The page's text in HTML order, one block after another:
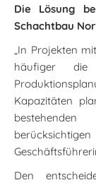
Die Lösung
Schachtbau
„In Projekten
häufiger die
Kapazitäten
Den